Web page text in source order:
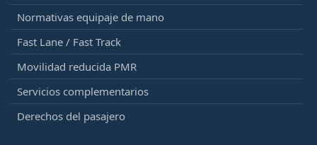
Normativas equipaje de mano
Fast Lane / Fast Track
Movilidad reducida PMR
Servicios complementarios
Derechos del pasajero